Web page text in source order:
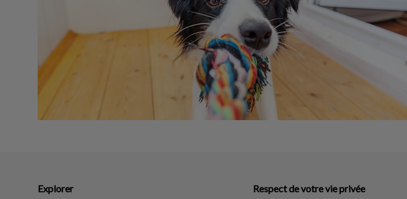
Explorer Respect de votre vie privée